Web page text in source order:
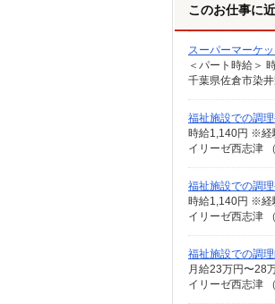
このお仕事に
スーパーマーケ
千葉県佐倉市染
福祉施設での調
イリーゼ西志津
福祉施設での調
イリーゼ西志津
福祉施設での調理
月給23万円〜28
イリーゼ西志津